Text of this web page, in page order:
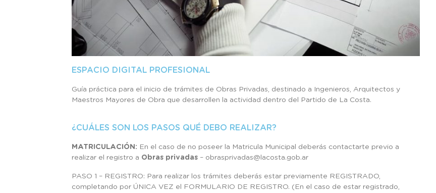
ESPACIO DIGITAL PROFESIONAL​
Guía práctica para el inicio de trámites de Obras Privadas, destinado a Ingenieros, Arquitectos y
Maestros Mayores de Obra que desarrollen la actividad dentro del Partido de La Costa.
¿CUÁLES SON LOS PASOS QUÉ DEBO REALIZAR?
MATRICULACIÓN: En el caso de no poseer la Matricula Municipal deberás contactarte previo a
realizar el registro a Obras privadas – obrasprivadas@lacosta.gob.ar
PASO 1 – REGISTRO: Para realizar los trámites deberás estar previamente REGISTRADO,
completando por ÚNICA VEZ el FORMULARIO DE REGISTRO. (En el caso de estar registrado,